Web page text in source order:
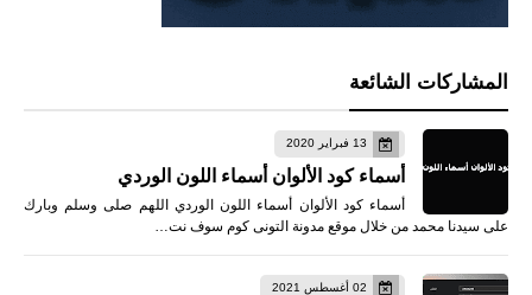
المشاركات الشائعة
13 فبراير 2020
أسماء كود الألوان أسماء اللون الوردي
أسماء كود الألوان أسماء اللون الوردي اللهم صلى وسلم وبارك
على سيدنا محمد من خلال موقع مدونة التونى كوم سوف نت…
02 أغسطس 2021